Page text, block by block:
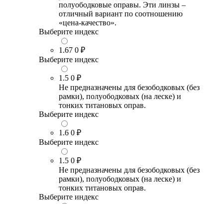
полуободковые оправы. Эти линзы –
отличный вариант по соотношению
«цена-качество».
Выберите индекс
1.67 0 ₽
Выберите индекс
1.5 0 ₽
Не предназначены для безободковых (без
рамки), полуободковых (на леске) и
тонких титановых оправ.
Выберите индекс
1.6 0 ₽
Выберите индекс
1.5 0 ₽
Не предназначены для безободковых (без
рамки), полуободковых (на леске) и
тонких титановых оправ.
Выберите индекс